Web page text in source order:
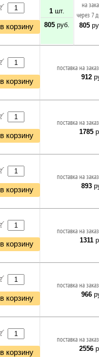
в корзину
1 шт.
805 руб.
на
через 7
805
в корзину
поставка на
912
в корзину
поставка на
1785
в корзину
поставка на
893
в корзину
поставка на
1311
в корзину
поставка на
966
в корзину
поставка на
2556